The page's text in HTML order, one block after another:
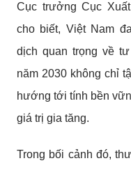
Cục trưởng Cục
cho biết, Việt Nam
dịch quan trọng về
năm 2030 không chỉ
hướng tới tính bền
giá trị gia tăng.
Trong bối cảnh đó,